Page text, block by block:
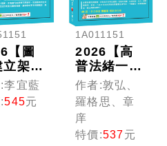
【圖
立架
級犯
文測
關鍵
李宜藍
545元
1A011151
2026【高
普法緒一本
就夠】法學
知識--法學
緒論勝經
[高普版]
（高普考／
作者:敦弘、
羅格思、章
庠
特價:537元